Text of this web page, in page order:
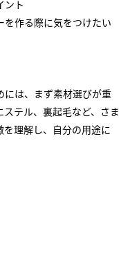
ント
を作る際に気をつけたい
には、まず素材選びが重
テル、裏起毛など、さま
理解し、自分の用途に